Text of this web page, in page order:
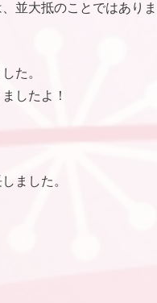
並大抵のことではありま
た。
したよ！
ました。